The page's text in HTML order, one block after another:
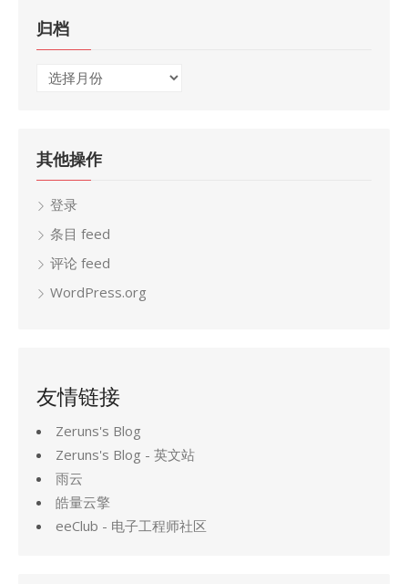
归档
归
其他操作
登录
条目 feed
评论 feed
WordPress.org
友情链接
Zeruns's Blog
Zeruns's Blog - 英文站
雨云
皓量云擎
eeClub - 电子工程师社区